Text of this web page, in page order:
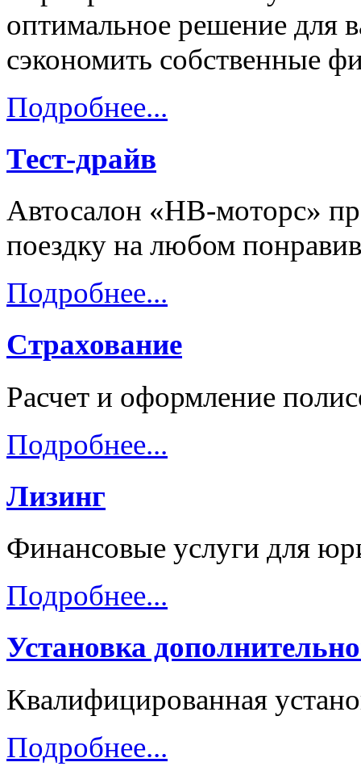
оптимальное решение для
сэкономить собственные
Подробнее...
Тест-драйв
Автосалон «НВ-моторс»
поездку на любом
Подробнее...
Страхование
Расчет и оформление
Подробнее...
Лизинг
Финансовые услуги для
Подробнее...
Установка
Квалифицированная
Подробнее...